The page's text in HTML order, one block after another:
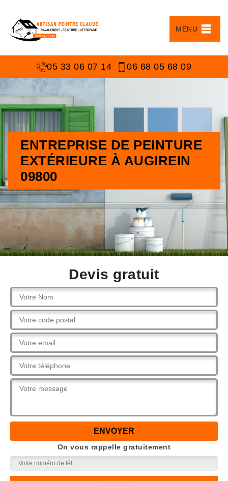
MENU
05 33 06 07 14 06 68 05 68 09
ENTREPRISE DE PEINTURE
EXTÉRIEURE À AUGIREIN
09800
Devis gratuit
On vous rappelle gratuitement